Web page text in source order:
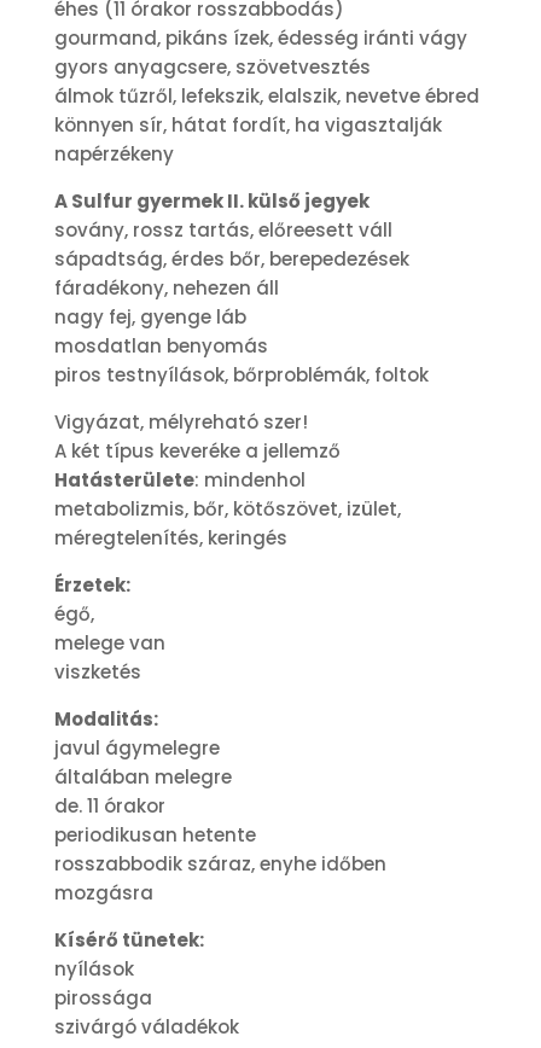
éhes (11 órakor rosszabbodás)
gourmand, pikáns ízek, édesség iránti vágy
gyors anyagcsere, szövetvesztés
álmok tűzről, lefekszik, elalszik, nevetve ébred
könnyen sír, hátat fordít, ha vigasztalják
napérzékeny
A Sulfur gyermek II. külső jegyek
sovány, rossz tartás, előreesett váll
sápadtság, érdes bőr, berepedezések
fáradékony, nehezen áll
nagy fej, gyenge láb
mosdatlan benyomás
piros testnyílások, bőrproblémák, foltok
Vigyázat, mélyreható szer!
A két típus keveréke a jellemző
Hatásterülete: mindenhol
metabolizmis, bőr, kötőszövet, izület,
méregtelenítés, keringés
Érzetek:
égő,
melege van
viszketés
Modalitás:
javul ágymelegre
általában melegre
de. 11 órakor
periodikusan hetente
rosszabbodik száraz, enyhe időben
mozgásra
Kísérő tünetek:
nyílások
pirossága
szivárgó váladékok